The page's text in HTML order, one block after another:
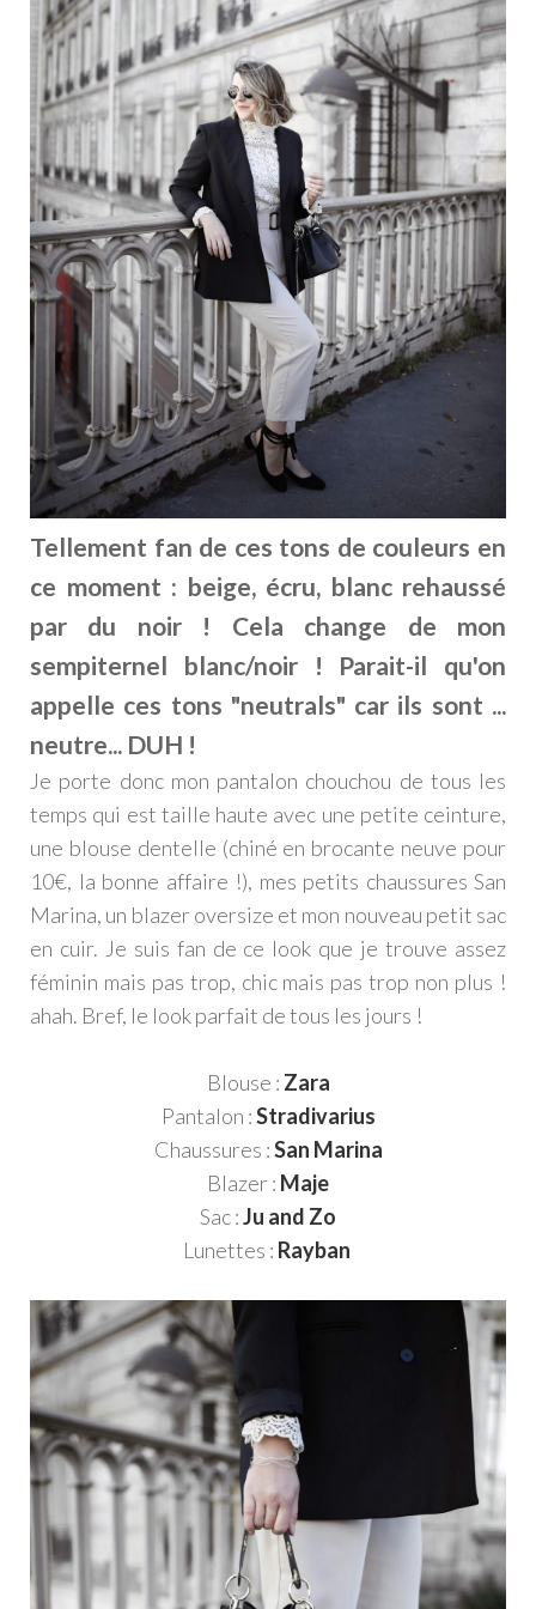
Tellement fan de ces tons de couleurs en
ce moment : beige, écru, blanc rehaussé
par du noir ! Cela change de mon
sempiternel blanc/noir ! Parait-il qu'on
appelle ces tons "neutrals" car ils sont ...
neutre... DUH !
Je porte donc mon pantalon chouchou de tous les
temps qui est taille haute avec une petite ceinture,
une blouse dentelle (chiné en brocante neuve pour
10€, la bonne affaire !), mes petits chaussures San
Marina, un blazer oversize et mon nouveau petit sac
en cuir. Je suis fan de ce look que je trouve assez
féminin mais pas trop, chic mais pas trop non plus !
ahah. Bref, le look parfait de tous les jours !
Blouse : Zara
Pantalon :Stradivarius
Chaussures :San Marina
Blazer : Maje
Sac :Ju and Zo
Lunettes : Rayban